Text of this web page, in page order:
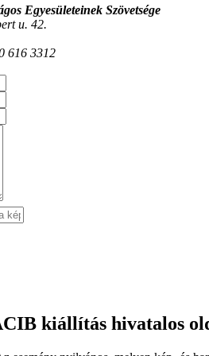
Egyesületeinek Szövetsége
u. 42.
616 3312
kiállítás hivatalos